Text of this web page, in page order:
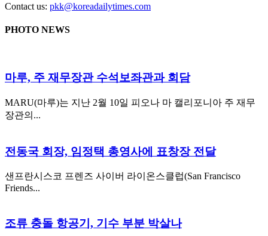
Contact us: pkk@koreadailytimes.com
PHOTO NEWS
마루, 주 재무장관 수석보좌관과 회담
MARU(마루)는 지난 2월 10일 피오나 마 캘리포니아 주 재무
장관의...
전동국 회장, 임정택 총영사에 표창장 전달
샌프란시스코 프렌즈 사이버 라이온스클럽(San Francisco
Friends...
조류 충돌 항공기, 기수 부분 박살나